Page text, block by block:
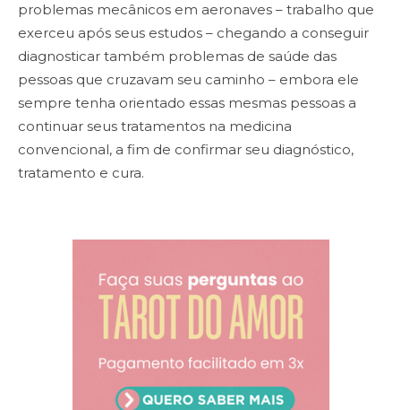
problemas mecânicos em aeronaves – trabalho que
exerceu após seus estudos – chegando a conseguir
diagnosticar também problemas de saúde das
pessoas que cruzavam seu caminho – embora ele
sempre tenha orientado essas mesmas pessoas a
continuar seus tratamentos na medicina
convencional, a fim de confirmar seu diagnóstico,
tratamento e cura.